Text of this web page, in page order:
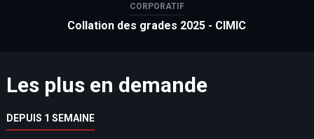
CORPORATIF
Collation des grades 2025 - CIMIC
Les plus en demande
DEPUIS 1 SEMAINE